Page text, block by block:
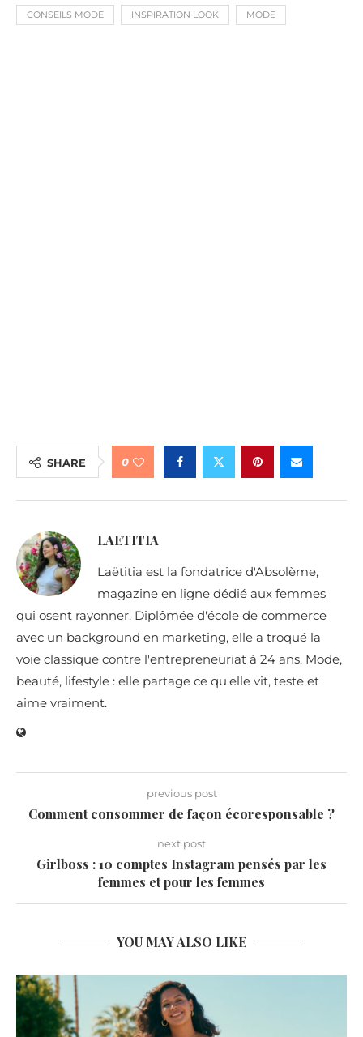
CONSEILS MODE INSPIRATION LOOK MODE
SHARE 0
LAETITIA
Laëtitia est la fondatrice d'Absolème,
magazine en ligne dédié aux femmes
qui osent rayonner. Diplômée d'école de commerce
avec un background en marketing, elle a troqué la
voie classique contre l'entrepreneuriat à 24 ans. Mode,
beauté, lifestyle : elle partage ce qu'elle vit, teste et
aime vraiment.
previous post
Comment consommer de façon écoresponsable ?
next post
Girlboss : 10 comptes Instagram pensés par les
femmes et pour les femmes
YOU MAY ALSO LIKE